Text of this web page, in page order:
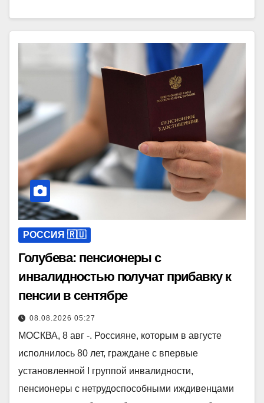
РОССИЯ 🇷🇺
Голубева: пенсионеры с
инвалидностью получат прибавку к
пенсии в сентябре
08.08.2026 05:27
МОСКВА, 8 авг -. Россияне, которым в августе
исполнилось 80 лет, граждане с впервые
установленной I группой инвалидности,
пенсионеры с нетрудоспособными иждивенцами